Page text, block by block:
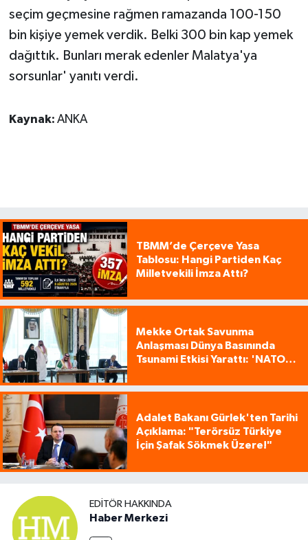
seçim geçmesine rağmen ramazanda 100-150
bin kişiye yemek verdik. Belki 300 bin kap yemek
dağıttık. Bunları merak edenler Malatya'ya
sorsunlar' yanıtı verdi.
Kaynak: ANKA
TBMM’de Çerçeve Yasa
Tablosu: Hangi Partiden Kaç
Milletvekili İmza Attı?
Mekke Ortak Savunma
Anlaşması Dünya Basınında
Tsunami Etkisi Yarattı: 'NATO
Adalet Bakanı Gürlek'ten Tarihi
Açıklama: "Terörsüz Türkiye
İçin Şafak Sökmek Üzere!"
EDITÖR HAKKINDA
Haber Merkezi